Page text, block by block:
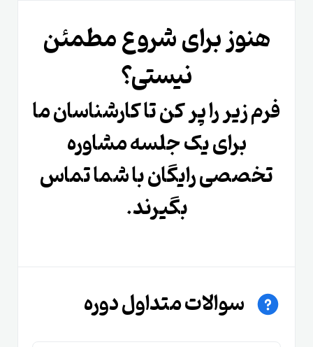
هنوز برای شروع مطمئن
نیستی؟
فرم زیر را پر کن تا کارشناسان ما
برای یک جلسه مشاوره
تخصصی رایگان با شما تماس
بگیرند.
سوالات متداول دوره